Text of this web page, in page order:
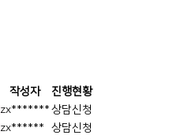
작성자
진행현황
zx*******상담신청
zx******
상담신청